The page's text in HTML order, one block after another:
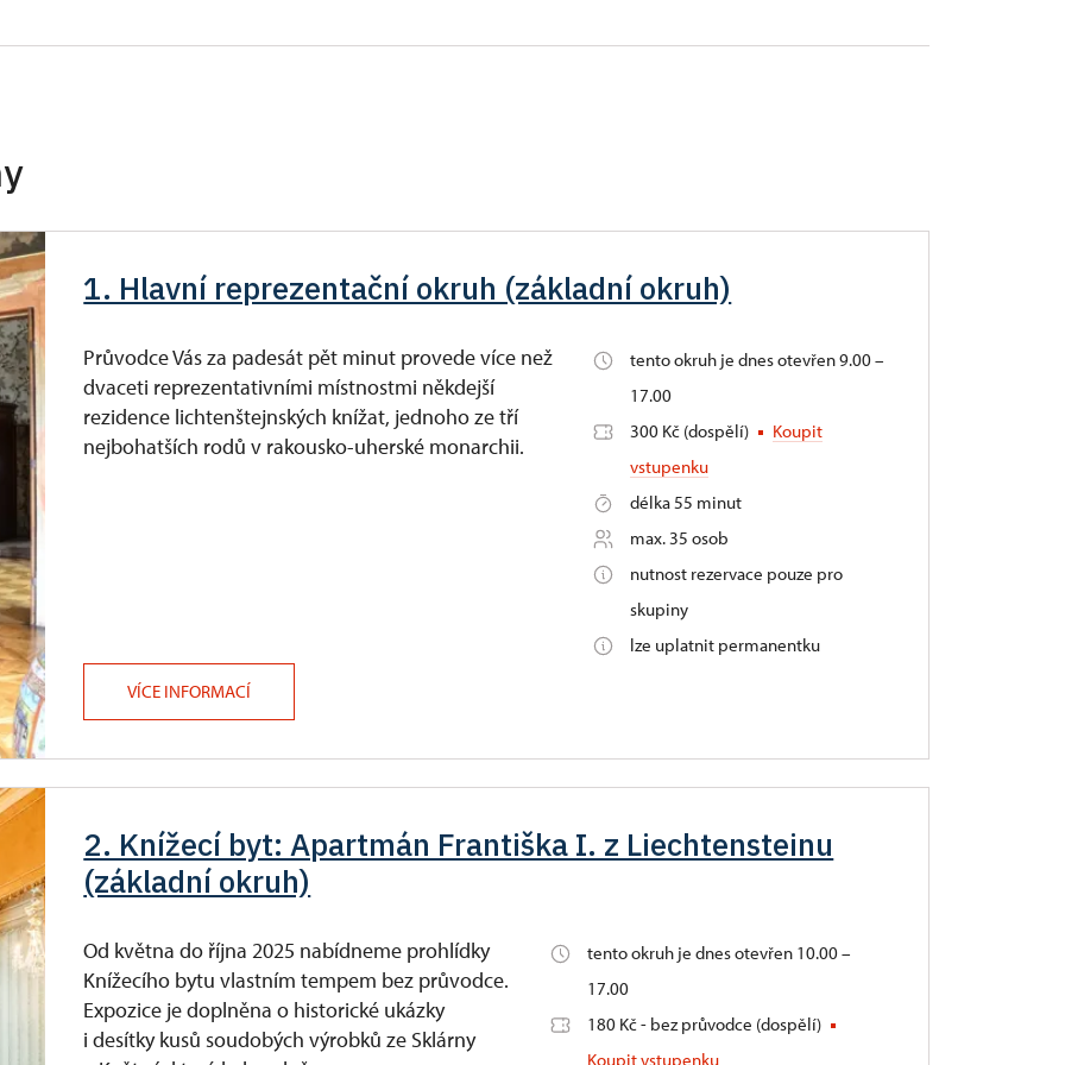
zdarma
zdarma
zdarma
1. Hlavní reprezentační okruh (základní okruh)
Průvodce Vás za padesát pět minut provede více než
dvaceti reprezentativními místnostmi někdejší
rezidence lichtenštejnských knížat, jednoho ze tří
nejbohatších rodů v rakousko-uherské monarchii.
tento okruh je dnes otevřen 9.00 –
17.00
300 Kč (dospělí)
Koupit
vstupenku
délka 55 minut
max. 35 osob
nutnost rezervace pouze pro
skupiny
lze uplatnit permanentku
VÍCE INFORMACÍ
2. Knížecí byt: Apartmán Františka I. z Liechtensteinu
(základní okruh)
Od května do října 2025 nabídneme prohlídky
Knížecího bytu vlastním tempem bez průvodce.
Expozice je doplněna o historické ukázky
i desítky kusů soudobých výrobků ze Sklárny
tento okruh je dnes otevřen 10.00 –
17.00
180 Kč - bez průvodce (dospělí)
Koupit vstupenku